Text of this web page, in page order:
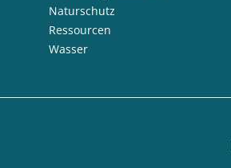
Naturschutz
Ressourcen
Wasser